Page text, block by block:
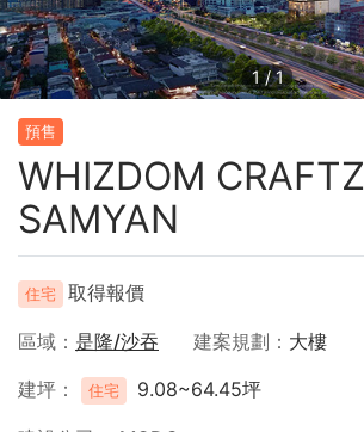
1/1
預售
WHIZDOM CRAFTZ
SAMYAN
住宅 取得報價
區域 是隆/沙吞 建案規劃
大樓
建坪
住宅 9.08~64.45坪